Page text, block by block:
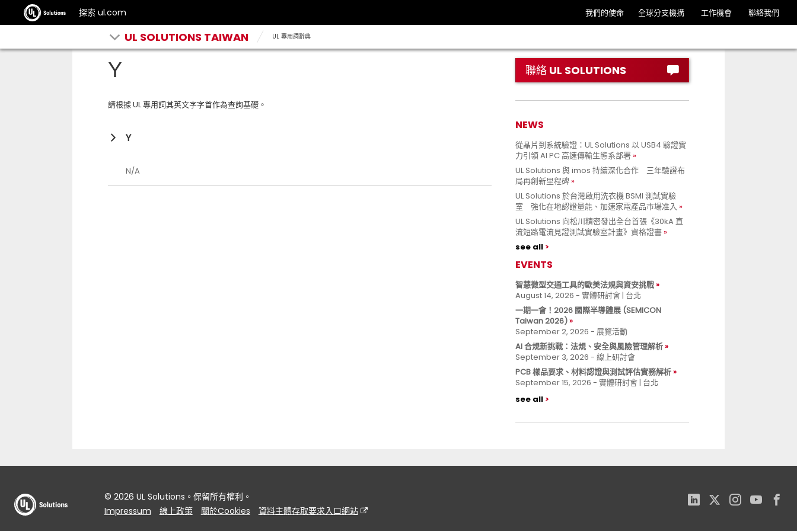
探索 ul.com 我們的使命 全球分支機搆 工作機會 聯絡我們
UL SOLUTIONS TAIWAN UL 專用詞辭典
Y
請根據 UL 專用詞其英文字字首作為查詢基礎。
Y
N/A
聯絡 UL SOLUTIONS
NEWS
從晶片到系統驗證：UL Solutions 以 USB4 驗證實
力引領 AI PC 高速傳輸生態系部署
UL Solutions 與 imos 持續深化合作 三年驗證布
局再創新里程碑
UL Solutions 於台灣啟用洗衣機 BSMI 測試實驗
室 強化在地認證量能、加速家電產品市場准入
UL Solutions 向松川精密發出全台首張《30kA 直
流短路電流見證測試實驗室計畫》資格證書
see all
EVENTS
智慧微型交通工具的歐美法規與資安挑戰
August 14, 2026 - 實體研討會 | 台北
一期一會！2026 國際半導體展 (SEMICON
Taiwan 2026)
September 2, 2026 - 展覽活動
AI 合規新挑戰：法規、安全與風險管理解析
September 3, 2026 - 線上研討會
PCB 樣品要求、材料認證與測試評估實務解析
September 15, 2026 - 實體研討會 | 台北
see all
© 2026 UL Solutions。保留所有權利。
Impressum
線上政策 關於Cookies 資料主體存取要求入口網站